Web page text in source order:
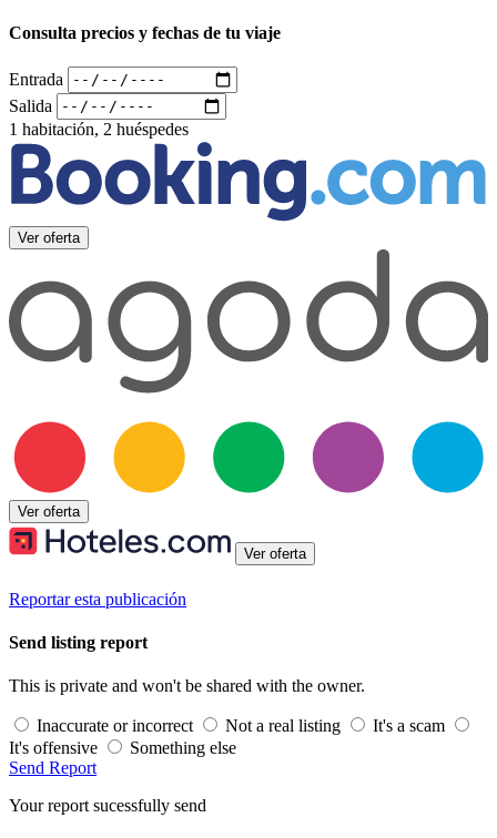
Consulta precios y fechas de tu viaje
Entrada
Salida
1 habitación, 2 huéspedes
Ver oferta
Ver oferta
Ver oferta
Reportar esta publicación
Send listing report
This is private and won't be shared with the owner.
Inaccurate or incorrect Not a real listing
It's a scam
It's offensive
Something else
Send Report
Your report sucessfully send